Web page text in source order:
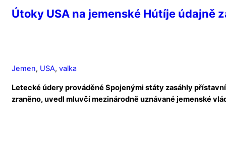
Útoky USA na jemenské Hútíje údajně
Jemen, USA, valka
Letecké údery prováděné Spojenými státy zasáhly
zraněno, uvedl mluvčí mezinárodně uznávané jemenské